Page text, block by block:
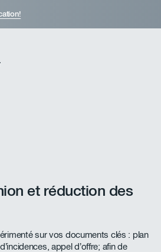
et réduction des
sur vos documents clés : plan
appel d’offre; afin de